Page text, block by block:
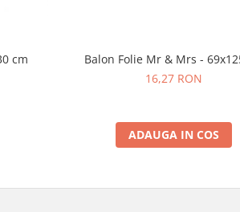
cm
Balon Folie Mr & Mrs -
16,27 RON
ADAUGA IN COS